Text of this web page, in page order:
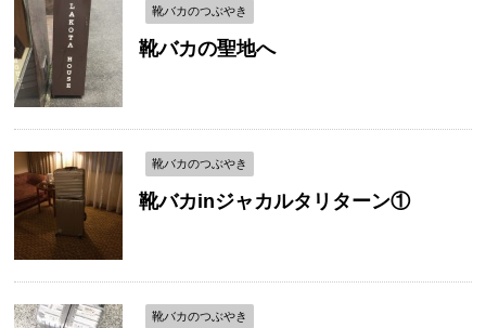
靴バカのつぶやき
靴バカの聖地へ
靴バカのつぶやき
靴バカinジャカルタリターン①
靴バカのつぶやき